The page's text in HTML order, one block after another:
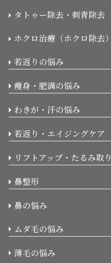
タトゥー除去・刺青除去
ホクロ治療（ホクロ除去）
若返りの悩み
痩身・肥満の悩み
わきが・汗の悩み
若返り・エイジングケア
リフトアップ・たるみ取り
鼻整形
鼻の悩み
ムダ毛の悩み
薄毛の悩み